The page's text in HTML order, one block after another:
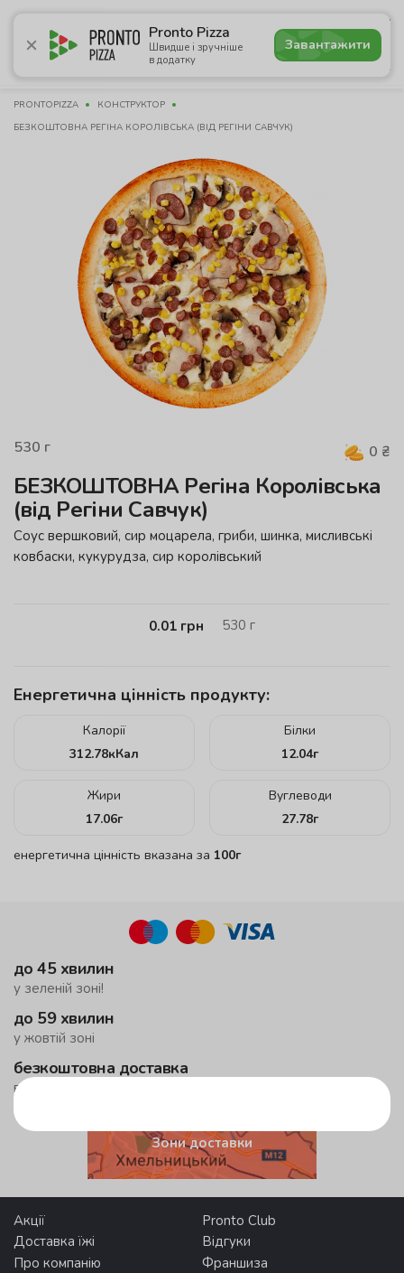
Pronto Pizza
Швидше і зручніше
в додатку
Завантажити
4.8
Акції Піца Суші Сети Сніданки Комбо
PRONTOPIZZA
КОНСТРУКТОР
БЕЗКОШТОВНА РЕГІНА КОРОЛІВСЬКА (ВІД РЕГІНИ САВЧУК)
530 г 0 ₴
БЕЗКОШТОВНА Регіна Королівська
(від Регіни Савчук)
Cоус вершковий, сир моцарела, гриби, шинка, мисливські
ковбаски, кукурудза, сир королівський
0.01 грн 530 г
Енергетична цінність продукту:
Калорії
312.78кКал
Білки
12.04г
Жири
17.06г
Вуглеводи
27.78г
енергетична цінність вказана за 100г
до 45 хвилин
у зеленій зоні!
до 59 хвилин
у жовтій зоні
безкоштовна доставка
від 500 грн
Зони доставки
Акції
Pronto Club
Доставка їжі
Відгуки
Про компанію
Франшиза